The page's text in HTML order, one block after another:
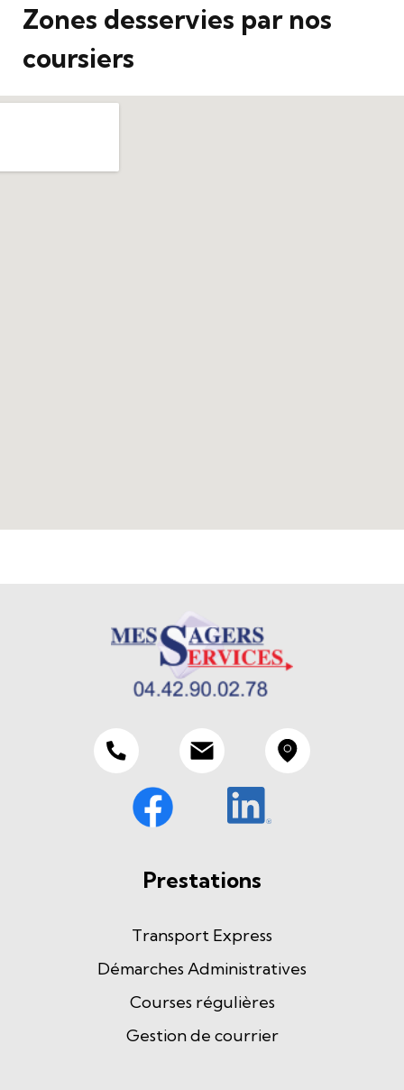
Zones desservies par nos
coursiers
Prestations
Transport Express
Démarches Administratives
Courses régulières
Gestion de courrier